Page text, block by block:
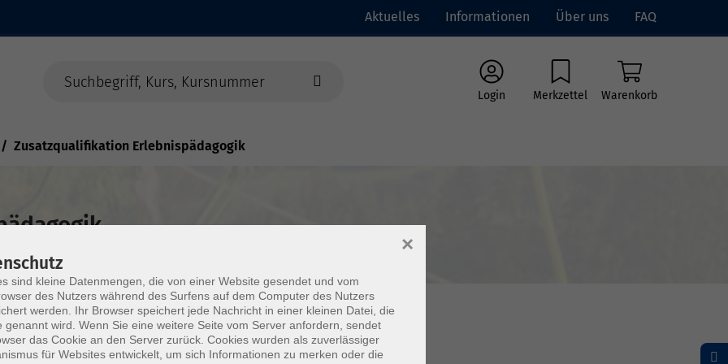
Aktuelles Informationen Über uns FAQ
Login Merkzettel Warenkorb
Zusatzqualifikation Erlebnispädagogik
Erlebnispädagogik an der
sind kleine Datenmengen, die von einer Website gesendet und vom
des Nutzers während des Surfens auf dem Computer des Nutzers
werden. Ihr Browser speichert jede Nachricht in einer kleinen Datei, die
genannt wird. Wenn Sie eine weitere Seite vom Server anfordern, sendet
das Cookie an den Server zurück. Cookies wurden als zuverlässiger
für Websites entwickelt, um sich Informationen zu merken oder die
×